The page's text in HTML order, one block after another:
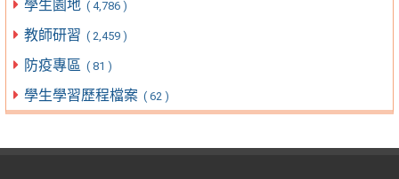
學生園地 ( 4,786 )
教師研習 ( 2,459 )
防疫專區 ( 81 )
學生學習歷程檔案 ( 62 )